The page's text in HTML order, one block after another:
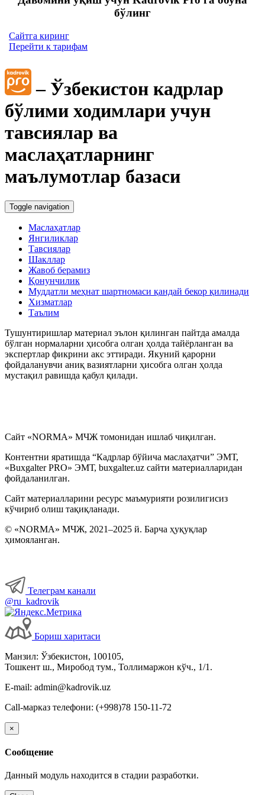
бўлинг
Сайтга киринг
Перейти к тарифам
– Ўзбекистон кадрлар
бўлими ходимлари учун
тавсиялар ва
маслаҳатларнинг
маълумотлар базаси
Toggle navigation
Маслаҳатлар
Янгиликлар
Тавсиялар
Шакллар
Жавоб берамиз
Қонунчилик
Муддатли меҳнат шартномаси қандай бекор қилинади
Хизматлар
Таълим
Тушунтиришлар материал эълон қилинган пайтда амалда
бўлган нормаларни ҳисобга олган ҳолда тайёрланган ва
экспертлар фикрини акс эттиради. Якуний қарорни
фойдаланувчи аниқ вазиятларни ҳисобга олган ҳолда
мустақил равишда қабул қилади.
Сайт «NORMA» МЧЖ томонидан ишлаб чиқилган.
Контентни яратишда “Кадрлар бўйича маслаҳатчи” ЭМТ,
«Buxgalter PRO» ЭМТ, buxgalter.uz сайти материалларидан
фойдаланилган.
Сайт материалларини ресурс маъмурияти розилигисиз
кўчириб олиш тақиқланади.
© «NORMA» МЧЖ, 2021–2025 й. Барча ҳуқуқлар
ҳимояланган.
Телеграм канали
@ru_kadrovik
Бориш харитаси
Манзил: Ўзбекистон, 100105,
Тошкент ш., Миробод тум., Толлимаржон кўч., 1/1.
E-mail: admin@kadrovik.uz
Call-марказ телефони: (+998)78 150-11-72
×
Сообщение
Данный модуль находится в стадии разработки.